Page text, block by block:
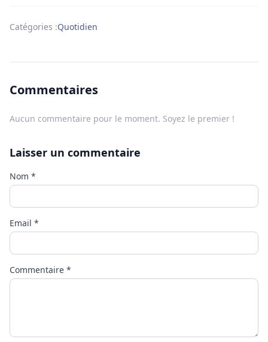
Catégories :Quotidien
Commentaires
Aucun commentaire pour le moment. Soyez le premier !
Laisser un commentaire
Nom *
Email *
Commentaire *